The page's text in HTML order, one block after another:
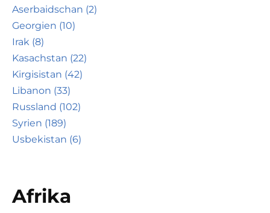
Aserbaidschan (2)
Georgien (10)
Irak (8)
Kasachstan (22)
Kirgisistan (42)
Libanon (33)
Russland (102)
Syrien (189)
Usbekistan (6)
Afrika